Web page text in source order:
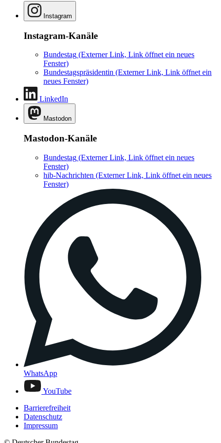
Instagram
Instagram-Kanäle
Bundestag (Externer Link, Link öffnet ein neues
Fenster)
Bundestagspräsidentin (Externer Link, Link öffnet ein
neues Fenster)
LinkedIn
Mastodon
Mastodon-Kanäle
Bundestag (Externer Link, Link öffnet ein neues
Fenster)
hib-Nachrichten (Externer Link, Link öffnet ein neues
Fenster)
WhatsApp
YouTube
Barrierefreiheit
Datenschutz
Impressum